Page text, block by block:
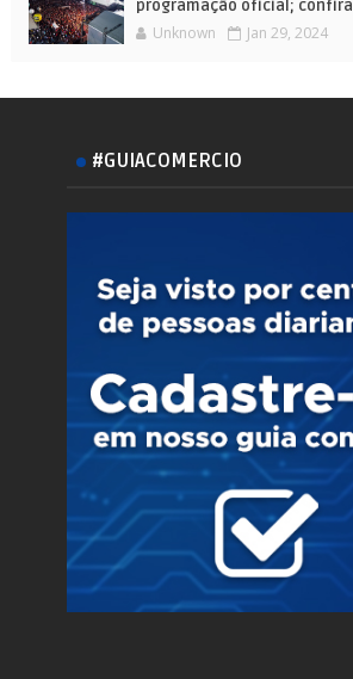
programação oficial;
Unknown Jan 29, 2024
#GUIACOMERCIO